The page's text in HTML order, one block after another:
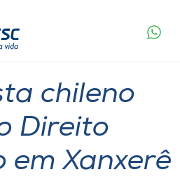
chileno
Direito
em Xanxerê